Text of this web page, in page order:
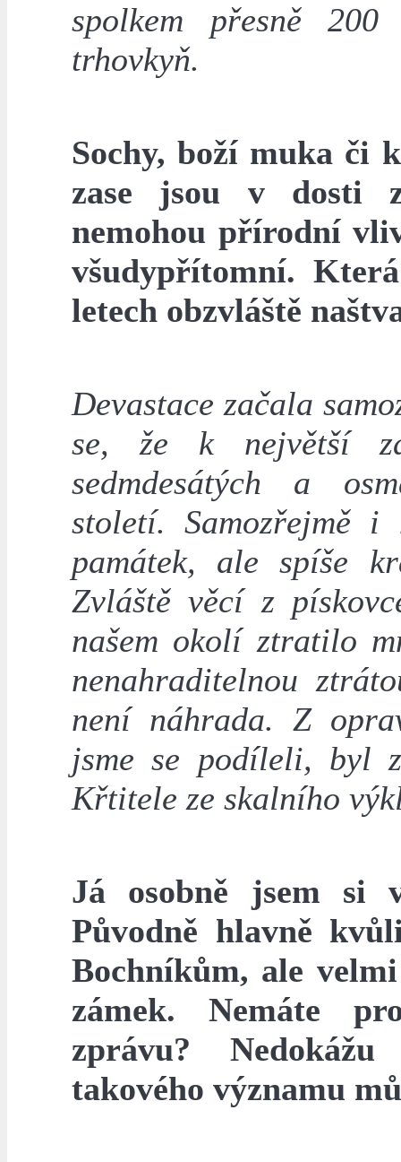
spolkem přesně
trhovkyň.
Sochy, boží muka či
zase jsou v dosti
nemohou přírodní
všudypřítomní.
letech obzvláště
Devastace začala
se, že k největší
sedmdesátých a
století. Samozřejmě i
památek, ale spíše
Zvláště věcí z
našem okolí ztratilo
nenahraditelnou
není náhrada. Z
jsme se podíleli, byl
Křtitele ze skalního
Já osobně jsem si
Původně hlavně
Bochníkům, ale
zámek. Nemáte
zprávu?
takového významu